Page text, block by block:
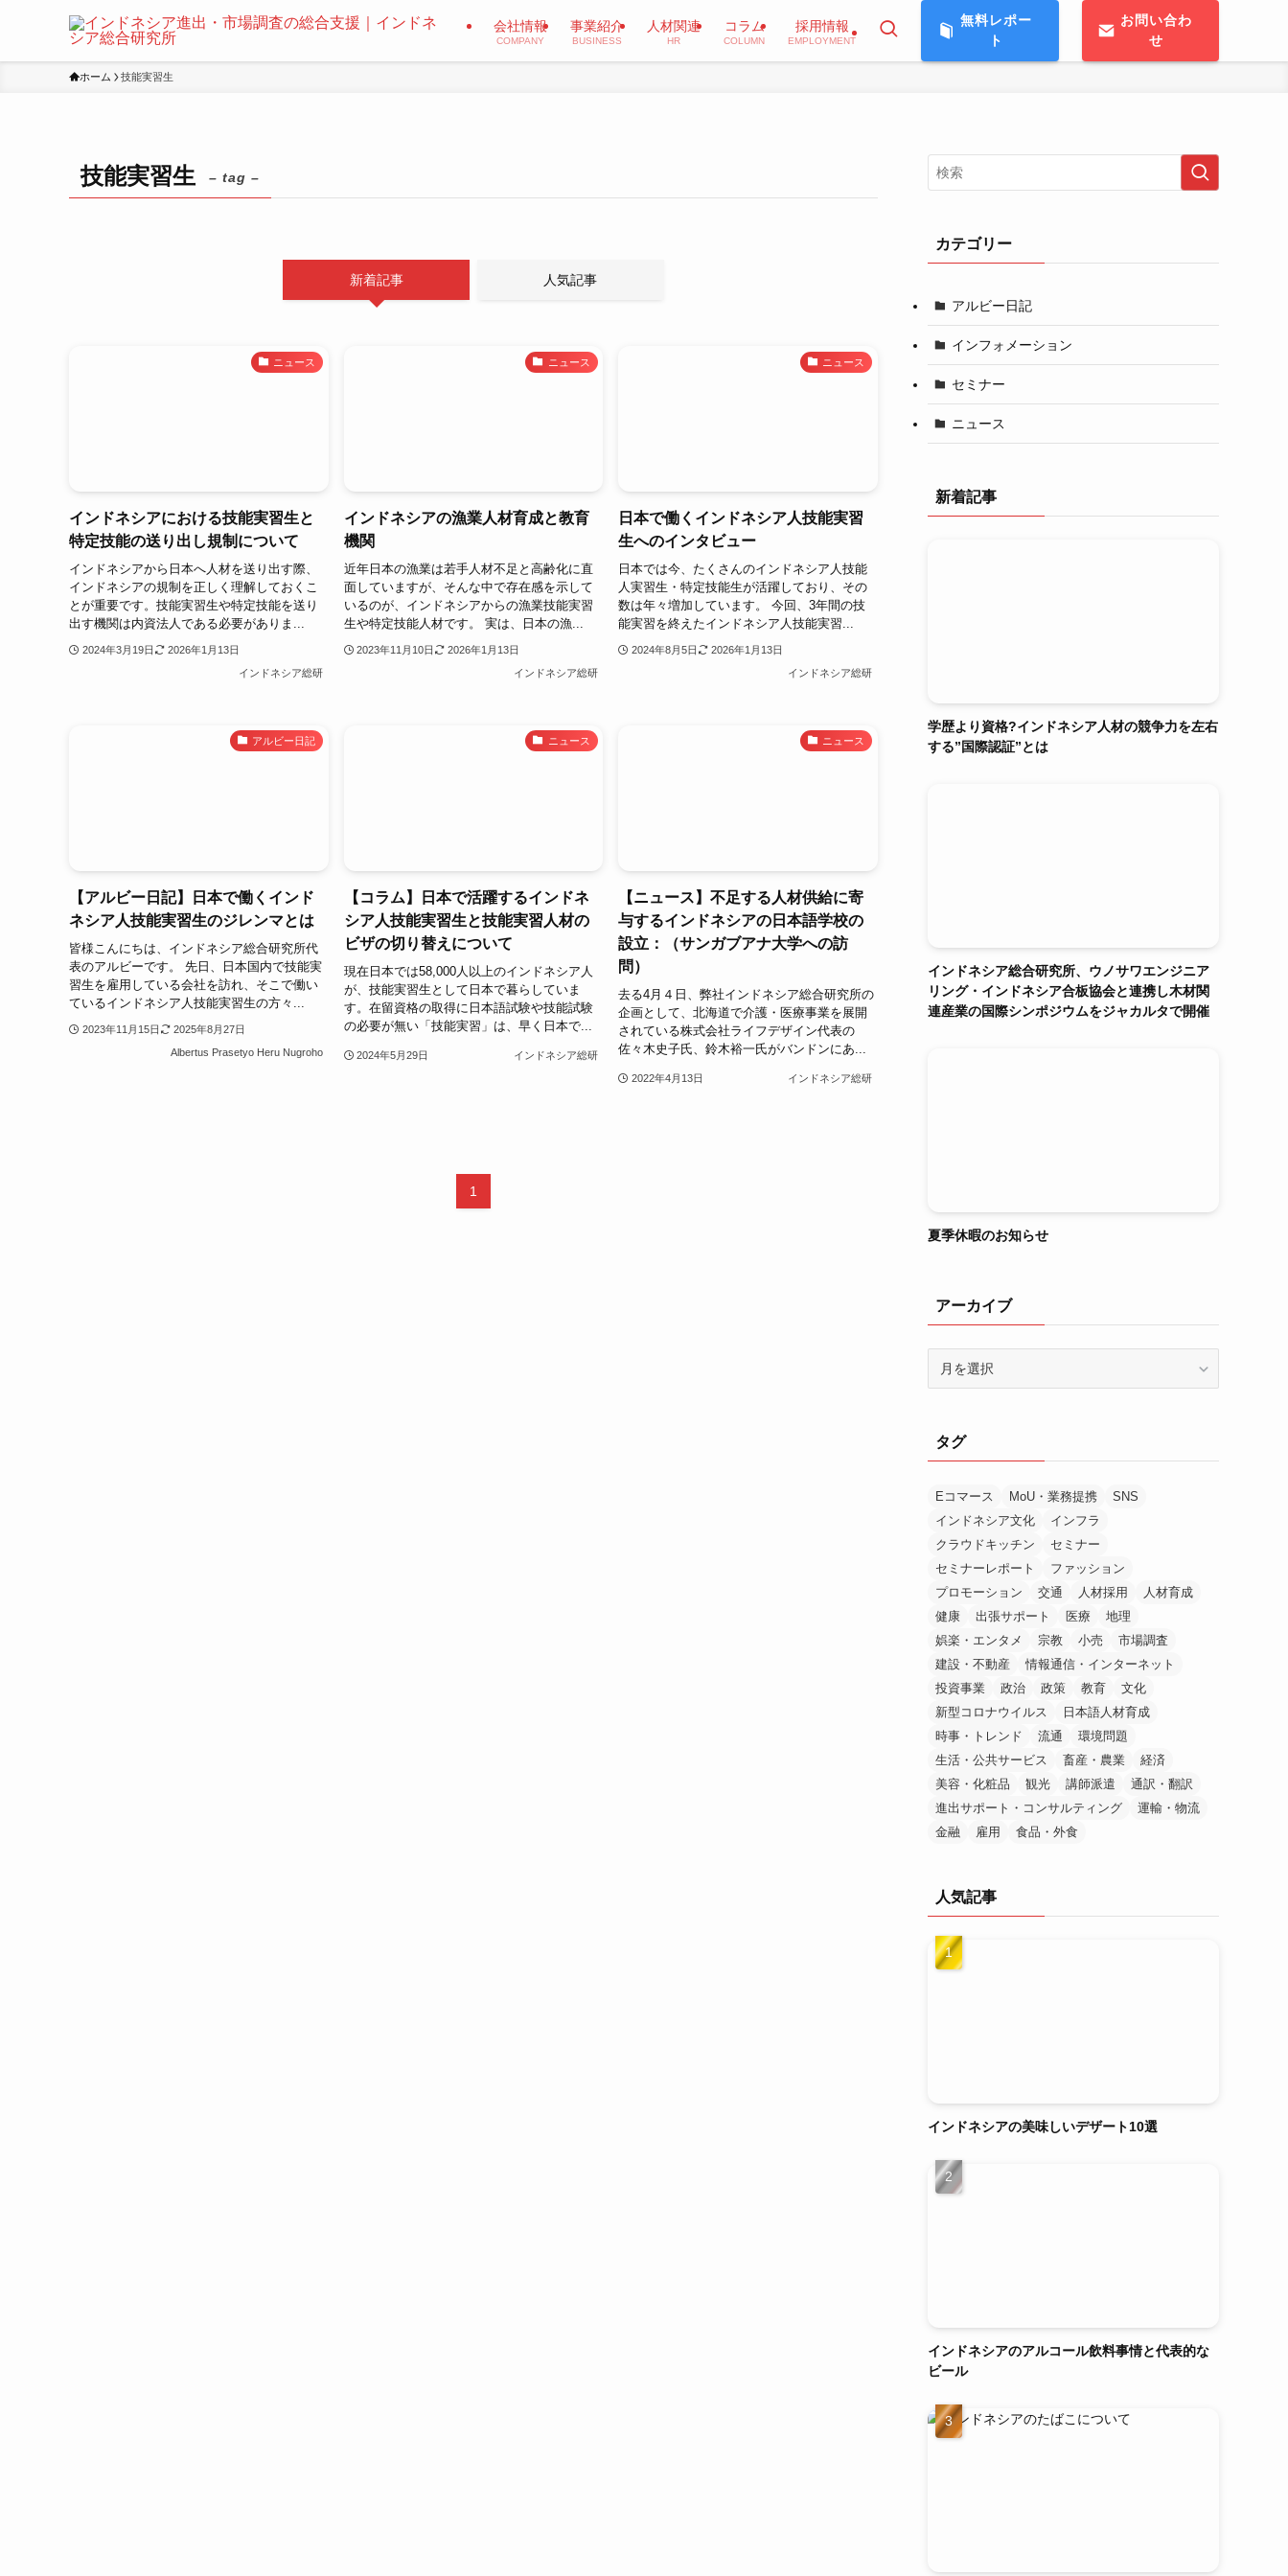
会社情報
COMPANY
事業紹介
BUSINESS
人材関連
HR
コラム
COLUMN
採用情報
EMPLOYMENT
無料レポー
ト
お問い合わ
せ
ホーム 技能実習生
技能実習生 – tag –
新着記事 人気記事
ニュース
インドネシアにおける技能実習生と
特定技能の送り出し規制について
インドネシアから日本へ人材を送り出す際、
インドネシアの規制を正しく理解しておくこ
とが重要です。技能実習生や特定技能を送り
出す機関は内資法人である必要がありま...
2024年3月19日 2026年1月13日
インドネシア総研
ニュース
インドネシアの漁業人材育成と教育
機関
近年日本の漁業は若手人材不足と高齢化に直
面していますが、そんな中で存在感を示して
いるのが、インドネシアからの漁業技能実習
生や特定技能人材です。 実は、日本の漁...
2023年11月10日 2026年1月13日
インドネシア総研
ニュース
日本で働くインドネシア人技能実習
生へのインタビュー
日本では今、たくさんのインドネシア人技能
人実習生・特定技能生が活躍しており、その
数は年々増加しています。 今回、3年間の技
能実習を終えたインドネシア人技能実習...
2024年8月5日 2026年1月13日
インドネシア総研
アルビー日記
【アルビー日記】日本で働くインド
ネシア人技能実習生のジレンマとは
皆様こんにちは、インドネシア総合研究所代
表のアルビーです。 先日、日本国内で技能実
習生を雇用している会社を訪れ、そこで働い
ているインドネシア人技能実習生の方々...
2023年11月15日 2025年8月27日
Albertus Prasetyo Heru Nugroho
ニュース
【コラム】日本で活躍するインドネ
シア人技能実習生と技能実習人材の
ビザの切り替えについて
現在日本では58,000人以上のインドネシア人
が、技能実習生として日本で暮らしていま
す。在留資格の取得に日本語試験や技能試験
の必要が無い「技能実習」は、早く日本で...
2024年5月29日 インドネシア総研
ニュース
【ニュース】不足する人材供給に寄
与するインドネシアの日本語学校の
設立：（サンガブアナ大学への訪
問）
去る4月４日、弊社インドネシア総合研究所の
企画として、北海道で介護・医療事業を展開
されている株式会社ライフデザイン代表の
佐々木史子氏、鈴木裕一氏がバンドンにあ...
2022年4月13日 インドネシア総研
1
カテゴリー
アルビー日記
インフォメーション
セミナー
ニュース
新着記事
学歴より資格?インドネシア人材の競争力を左右
する”国際認証”とは
インドネシア総合研究所、ウノサワエンジニア
リング・インドネシア合板協会と連携し木材関
連産業の国際シンポジウムをジャカルタで開催
夏季休暇のお知らせ
アーカイブ
ブタグ
Eコマース MoU・業務提携
SNS
インドネシア文化
インフラ
クラウドキッチン
セミナー
セミナーレポート
ファッション
プロモーション
交通 人材採用
人材育成
健康
出張サポート 医療
地理
娯楽・エンタメ
宗教 小売
市場調査
建設・不動産
情報通信・インターネット
投資事業
政治 政策 教育
文化
新型コロナウイルス
日本語人材育成
時事・トレンド
流通
環境問題
生活・公共サービス
畜産・農業
経済
美容・化粧品
観光 講師派遣
通訳・翻訳
進出サポート・コンサルティング
運輸・物流
金融
雇用 食品・外食
人気記事
インドネシアの美味しいデザート10選
インドネシアのアルコール飲料事情と代表的な
ビール